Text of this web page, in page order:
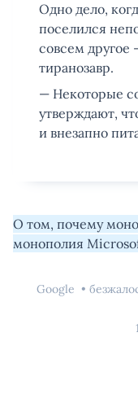
Одно дело,
поселился
совсем другое
тиранозавр.
— Некоторые
утверждают,
и внезапно
О том, почему
монополия
Google